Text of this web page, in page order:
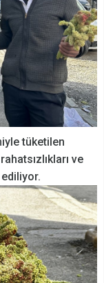
tüketilen
ve